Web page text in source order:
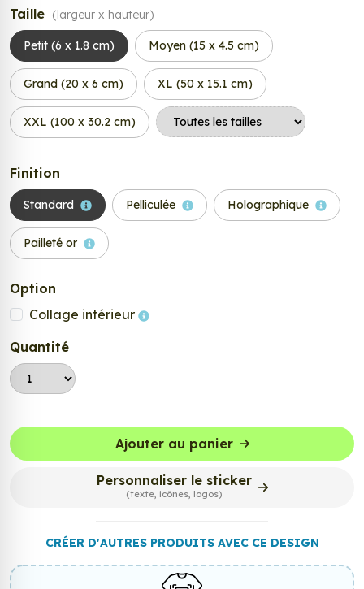
Taille (largeur x hauteur)
Petit (6 x 1.8 cm) Moyen (15 x 4.5 cm)
Grand (20 x 6 cm) XL (50 x 15.1 cm)
XXL (100 x 30.2 cm)
Finition
Standard Pelliculée Holographique
Pailleté or
Option
Collage intérieur
Quantité
Ajouter au panier
Personnaliser le sticker
(texte, icônes, logos)
CRÉER D'AUTRES PRODUITS AVEC CE DESIGN